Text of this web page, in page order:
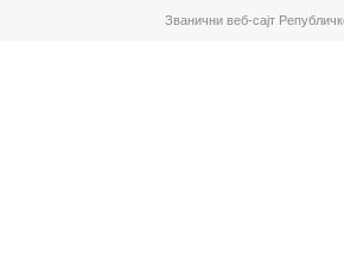
Званични веб-сајт